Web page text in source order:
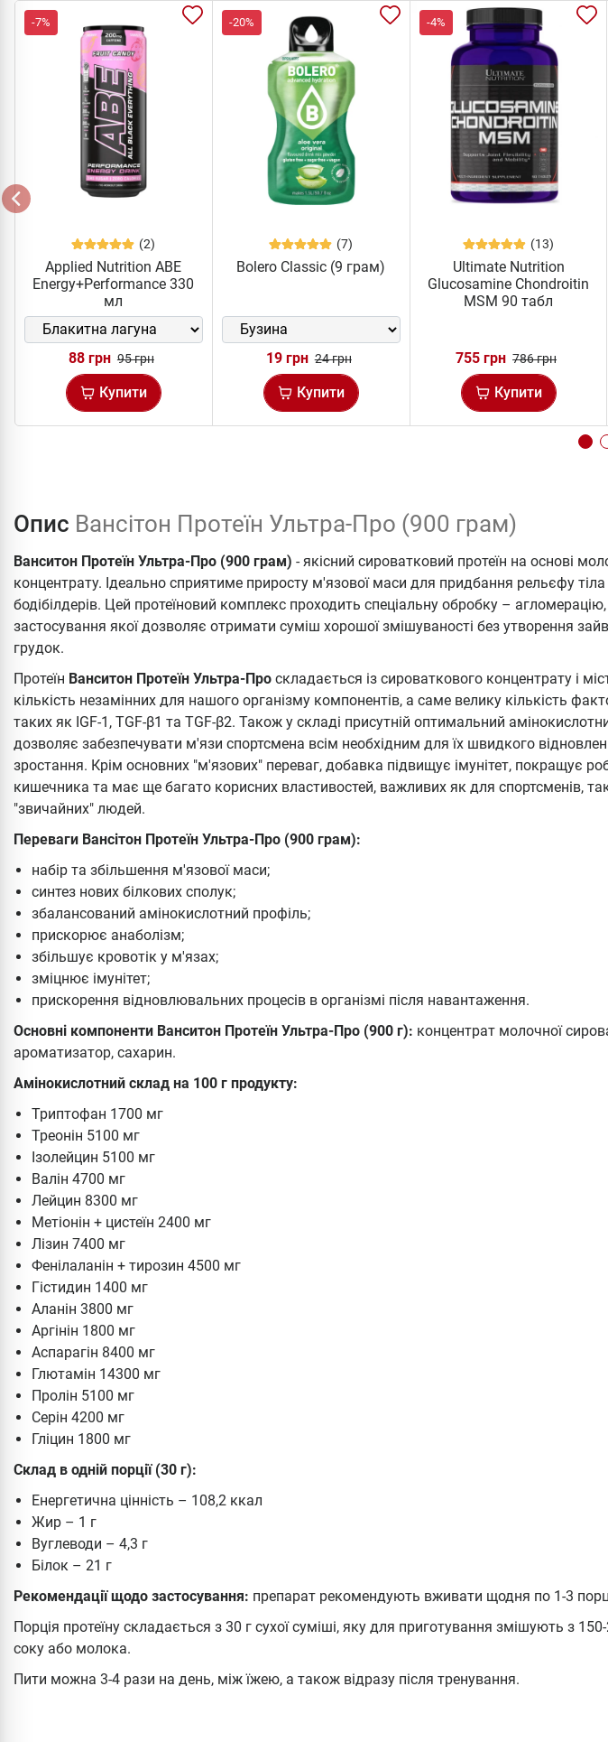
-7%
(2)
Applied Nutrition ABE
Energy+Performance 330
мл
88 грн 95 грн
Купити
-20%
(7)
Bolero Classic (9 грам)
19 грн 24 грн
Купити
-4%
(13)
Ultimate Nutrition
Glucosamine Chondroitin
MSM 90 табл
755 грн 786 грн
Купити
Опис Вансітон Протеїн Ультра-Про (900 грам)
Ванситон Протеїн Ультра-Про (900 грам) - якісний сироватковий протеїн на основі
концентрату. Ідеально сприятиме приросту м'язової маси для придбання рельєфу тіла
бодібілдерів. Цей протеїновий комплекс проходить спеціальну обробку – агломерацію,
застосування якої дозволяє отримати суміш хорошої змішуваності без утворення
грудок.
Протеїн Ванситон Протеїн Ультра-Про складається із сироваткового концентрату і
кількість незамінних для нашого організму компонентів, а саме велику кількість
таких як IGF-1, TGF-β1 та TGF-β2. Також у складі присутній оптимальний
дозволяє забезпечувати м'язи спортсмена всім необхідним для їх швидкого
зростання. Крім основних "м'язових" переваг, добавка підвищує імунітет, покращує
кишечника та має ще багато корисних властивостей, важливих як для спортсменів,
"звичайних" людей.
Переваги Вансітон Протеїн Ультра-Про (900 грам):
набір та збільшення м'язової маси;
синтез нових білкових сполук;
збалансований амінокислотний профіль;
прискорює анаболізм;
збільшує кровотік у м'язах;
зміцнює імунітет;
прискорення відновлювальних процесів в організмі після навантаження.
Основні компоненти Ванситон Протеїн Ультра-Про (900 г): концентрат молочної
ароматизатор, сахарин.
Амінокислотний склад на 100 г продукту:
Триптофан 1700 мг
Треонін 5100 мг
Ізолейцин 5100 мг
Валін 4700 мг
Лейцин 8300 мг
Метіонін + цистеїн 2400 мг
Лізин 7400 мг
Фенілаланін + тирозин 4500 мг
Гістидин 1400 мг
Аланін 3800 мг
Аргінін 1800 мг
Аспарагін 8400 мг
Глютамін 14300 мг
Пролін 5100 мг
Серін 4200 мг
Гліцин 1800 мг
Склад в одній порції (30 г):
Енергетична цінність – 108,2 ккал
Жир – 1 г
Вуглеводи – 4,3 г
Білок – 21 г
Рекомендації щодо застосування: препарат рекомендують вживати щодня по 1-3
Порція протеїну складається з 30 г сухої суміші, яку для приготування змішують з
соку або молока.
Пити можна 3-4 рази на день, між їжею, а також відразу після тренування.